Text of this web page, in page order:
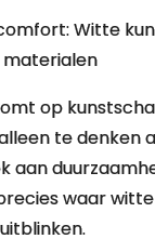
Witte
materialen
op
te denken
aan
waar witte